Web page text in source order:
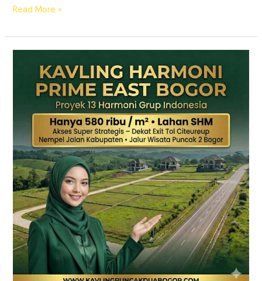
Read More »
Puncak
Jalur
Wisata